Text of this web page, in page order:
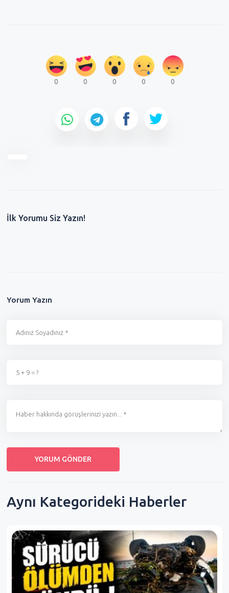
0 0 0 0 0
İlk Yorumu Siz Yazın!
Yorum Yazın
Aynı Kategorideki Haberler